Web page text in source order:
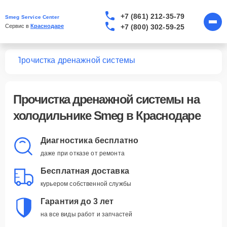
Smeg Service Center
Сервис в Краснодаре
+7 (861) 212-35-79
+7 (800) 302-59-25
Прочистка дренажной системы
Прочистка дренажной системы на
холодильнике Smeg в Краснодаре
Диагностика бесплатно
даже при отказе от ремонта
Бесплатная доставка
курьером собственной службы
Гарантия до 3 лет
на все виды работ и запчастей